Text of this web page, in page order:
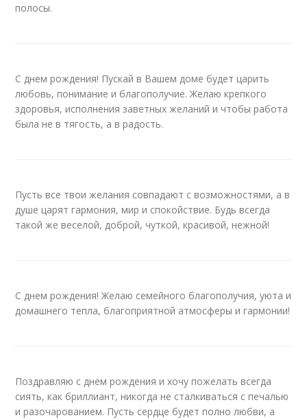
полосы.
С днем рождения! Пускай в Вашем доме будет царить
любовь, понимание и благополучие. Желаю крепкого
здоровья, исполнения заветных желаний и чтобы работа
была не в тягость, а в радость.
Пусть все твои желания совпадают с возможностями, а в
душе царят гармония, мир и спокойствие. Будь всегда
такой же веселой, доброй, чуткой, красивой, нежной!
С днем рождения! Желаю семейного благополучия, уюта и
домашнего тепла, благоприятной атмосферы и гармонии!
Поздравляю с днем рождения и хочу пожелать всегда
сиять, как бриллиант, никогда не сталкиваться с печалью
и разочарованием. Пусть сердце будет полно любви, а